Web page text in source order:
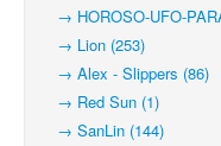
→ HOROSO-UFO-
→ Lion (253)
→ Alex - Slippers (86)
→ Red Sun (1)
→ SanLin (144)